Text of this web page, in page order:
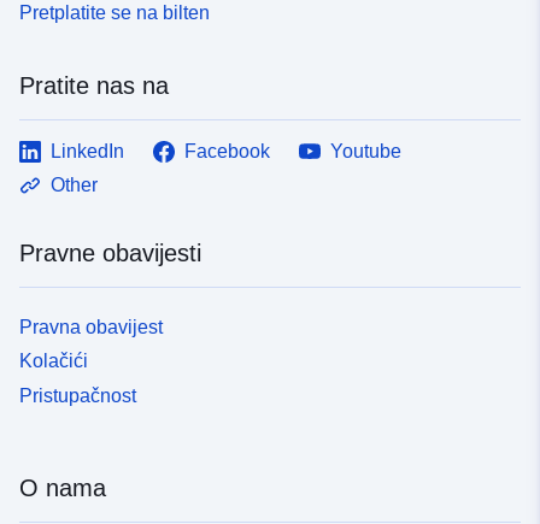
Pretplatite se na bilten
Pratite nas na
LinkedIn Facebook
Youtube
Other
Pravne obavijesti
Pravna obavijest
Kolačići
Pristupačnost
O nama